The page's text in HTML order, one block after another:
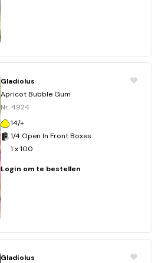
Gladiolus
Apricot Bubble Gum
Nr. 4924
14/+
1/4 Open In Front Boxes
1 x 100
Login om te bestellen
Gladiolus